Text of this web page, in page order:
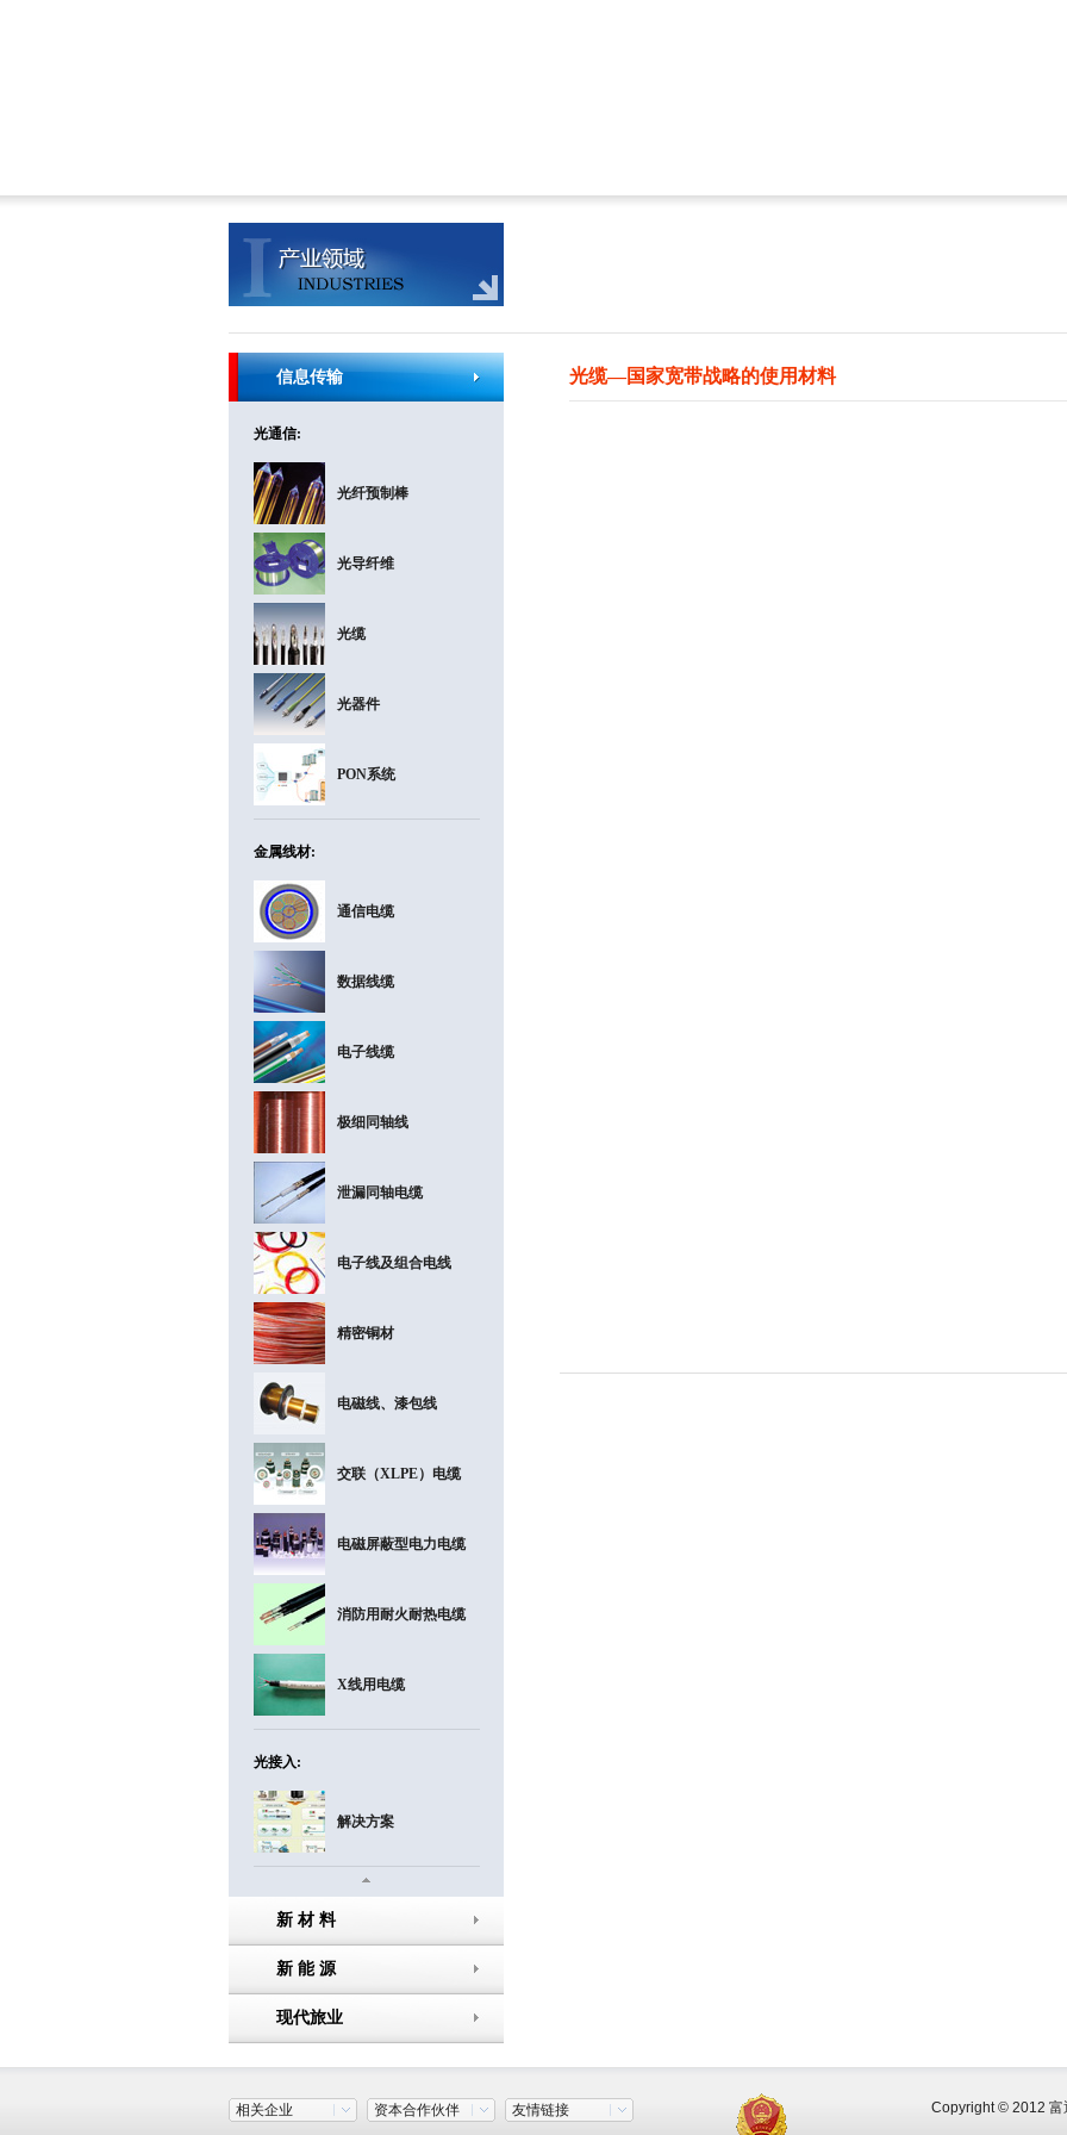
信息传输
光通信:
光纤预制棒
光导纤维
光缆
光器件
PON系统
金属线材:
通信电缆
数据线缆
电子线缆
极细同轴线
泄漏同轴电缆
电子线及组合电线
精密铜材
电磁线、漆包线
交联（XLPE）电缆
电磁屏蔽型电力电缆
消防用耐火耐热电缆
X线用电缆
光接入:
解决方案
新 材 料
新 能 源
现代旅业
光缆—国家宽带战略的使用材料
相关企业 资本合作伙伴 友情链接 Copyright © 2012